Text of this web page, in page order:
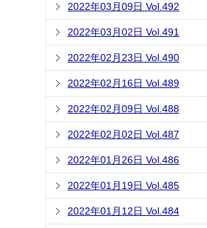
2022年03月09日 Vol.492
2022年03月02日 Vol.491
2022年02月23日 Vol.490
2022年02月16日 Vol.489
2022年02月09日 Vol.488
2022年02月02日 Vol.487
2022年01月26日 Vol.486
2022年01月19日 Vol.485
2022年01月12日 Vol.484